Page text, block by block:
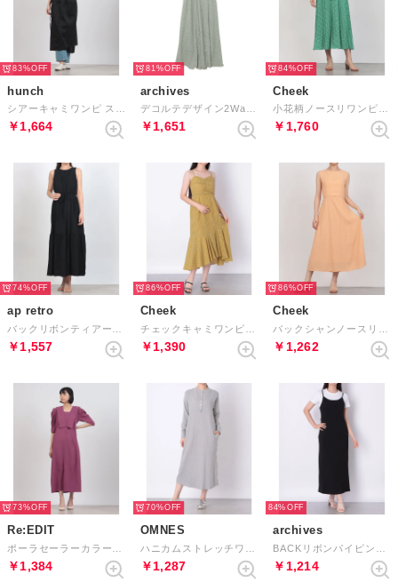
83%
hunch
￥1,664
81%
archives
￥1,651
84%
Cheek
￥1,760
74%
ap retro
￥1,557
86%
Cheek
￥1,390
86%
Cheek
￥1,262
73%
Re:EDIT
￥1,384
70%
OMNES
￥1,287
84%
archives
￥1,214